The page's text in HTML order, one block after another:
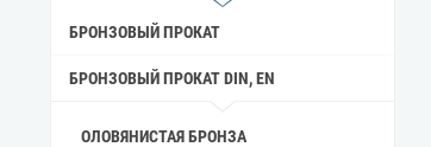
БРОНЗОВЫЙ ПРОКАТ
БРОНЗОВЫЙ ПРОКАТ DIN, EN
ОЛОВЯНИСТАЯ БРОНЗА